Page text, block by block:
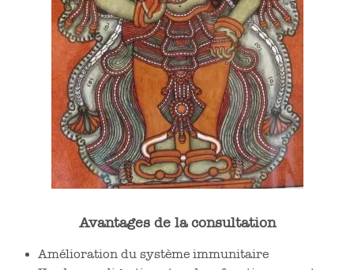
Avantages de la consultation
Amélioration du système immunitaire